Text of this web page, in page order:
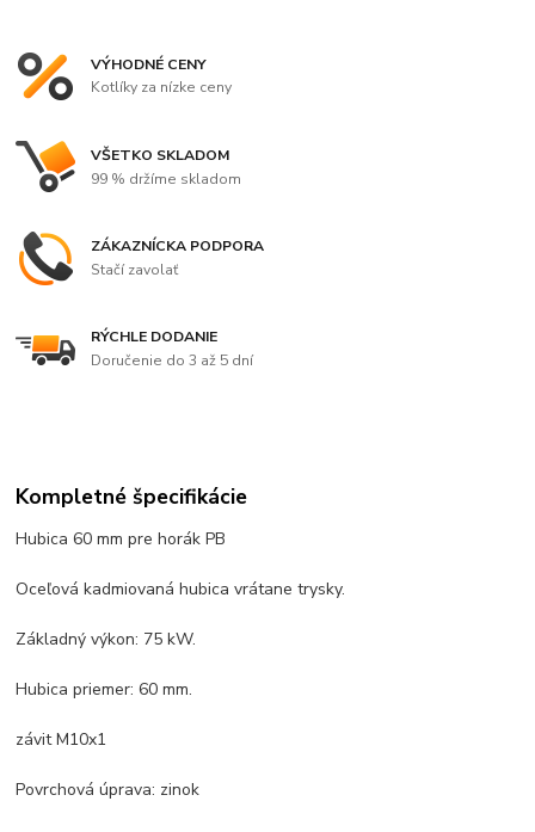
VÝHODNÉ CENY
Kotlíky za nízke ceny
VŠETKO SKLADOM
99 % držíme skladom
ZÁKAZNÍCKA PODPORA
Stačí zavolať
RÝCHLE DODANIE
Doručenie do 3 až 5 dní
Kompletné špecifikácie
Hubica 60 mm pre horák PB
Oceľová kadmiovaná hubica vrátane trysky.
Základný výkon: 75 kW.
Hubica priemer: 60 mm.
závit M10x1
Povrchová úprava: zinok